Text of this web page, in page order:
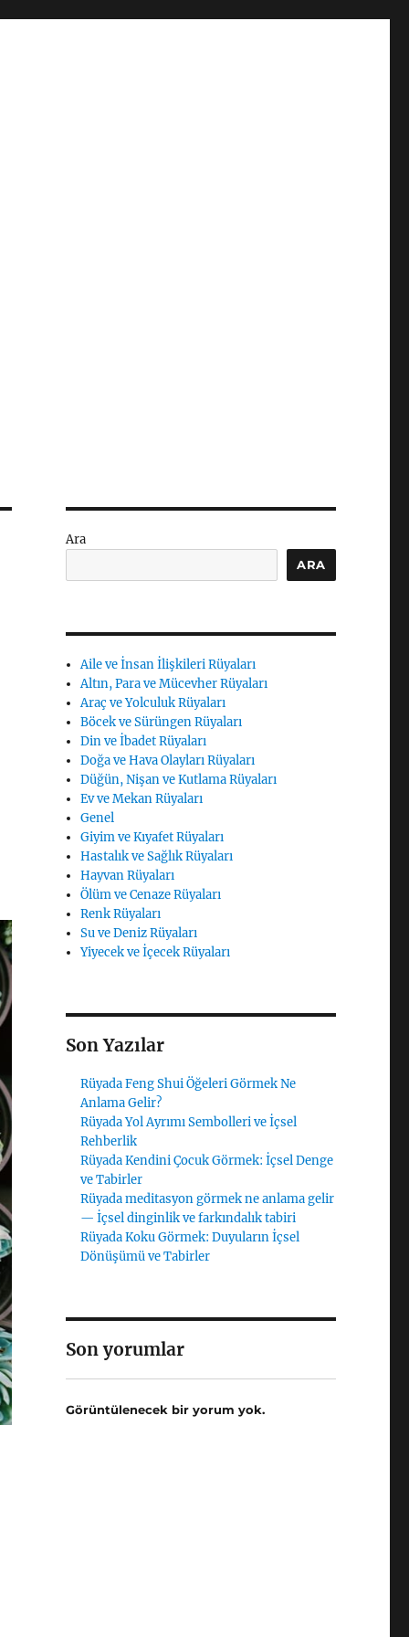
Ara
ARA
Aile ve İnsan İlişkileri Rüyaları
Altın, Para ve Mücevher Rüyaları
Araç ve Yolculuk Rüyaları
Böcek ve Sürüngen Rüyaları
Din ve İbadet Rüyaları
Doğa ve Hava Olayları Rüyaları
Düğün, Nişan ve Kutlama Rüyaları
Ev ve Mekan Rüyaları
Genel
Giyim ve Kıyafet Rüyaları
Hastalık ve Sağlık Rüyaları
Hayvan Rüyaları
Ölüm ve Cenaze Rüyaları
Renk Rüyaları
Su ve Deniz Rüyaları
Yiyecek ve İçecek Rüyaları
Son Yazılar
Rüyada Feng Shui Öğeleri Görmek Ne
Anlama Gelir?
Rüyada Yol Ayrımı Sembolleri ve İçsel
Rehberlik
Rüyada Kendini Çocuk Görmek: İçsel Denge
ve Tabirler
Rüyada meditasyon görmek ne anlama gelir
— İçsel dinginlik ve farkındalık tabiri
Rüyada Koku Görmek: Duyuların İçsel
Dönüşümü ve Tabirler
Son yorumlar
Görüntülenecek bir yorum yok.